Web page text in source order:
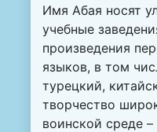
Имя Абая носят
учебные
произведения
языков, в том
турецкий,
творчество
воинской среде